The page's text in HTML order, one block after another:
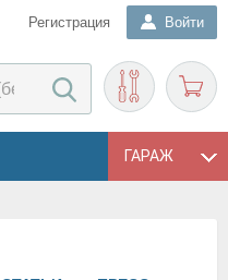
Регистрация Войти
ГАРАЖ